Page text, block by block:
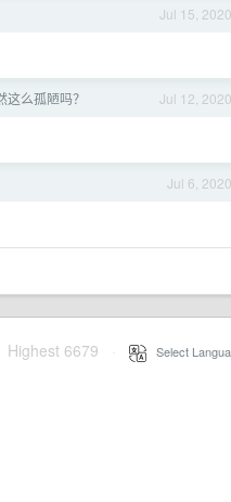
Jul 15, 2020
Jul 12, 2020
么孤陋吗？
Jul 6, 2020
Highest 6679 Select